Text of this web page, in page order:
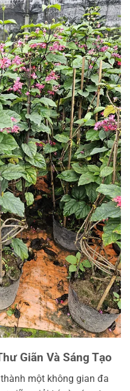
Giãn Và Sáng Tạo
một không gian đa